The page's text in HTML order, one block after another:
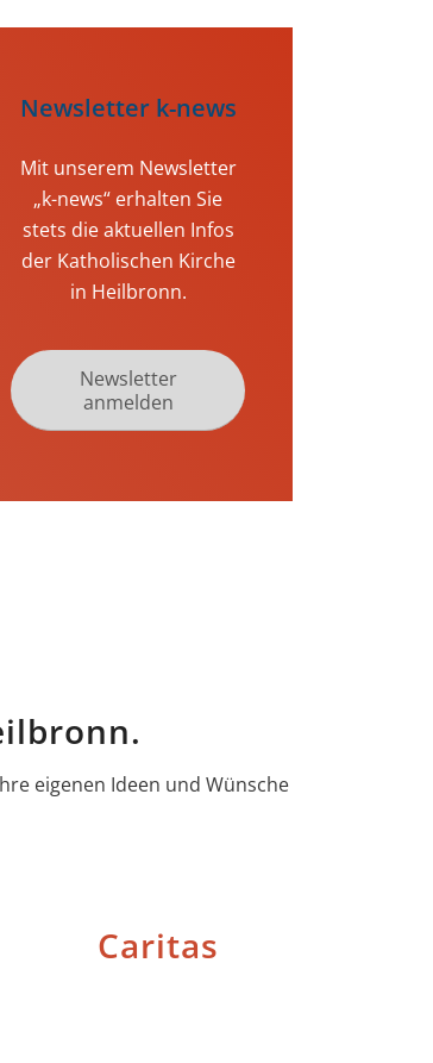
Newsletter k-news
Mit unserem Newsletter
„k-news“ erhalten Sie
stets die aktuellen Infos
der Katholischen Kirche
in Heilbronn.
Newsletter
anmelden
eigenen Ideen und Wünsche
Caritas